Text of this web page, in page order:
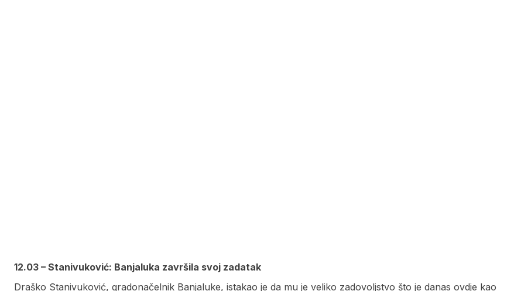
12.03 – Stanivuković: Banjaluka završila svoj zadatak
Draško Stanivuković, gradonačelnik Banjaluke, istakao je da mu je veliko zadovoljstvo što je danas ovdje kao